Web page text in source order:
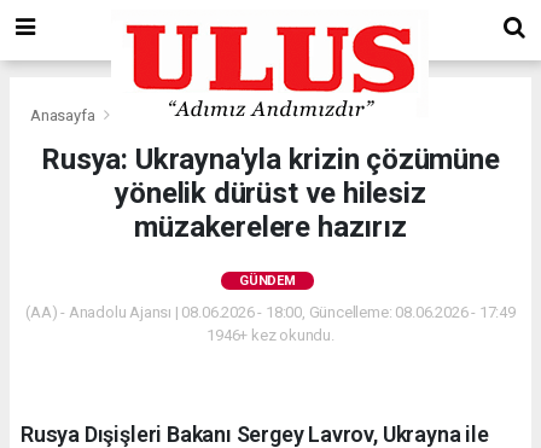
Anasayfa Gündem
Rusya: Ukrayna'yla krizin çözümüne
yönelik dürüst ve hilesiz
müzakerelere hazırız
GÜNDEM
(AA) - Anadolu Ajansı | 08.06.2026 - 18:00, Güncelleme: 08.06.2026 - 17:49
1946+ kez okundu.
Rusya Dışişleri Bakanı Sergey Lavrov, Ukrayna ile